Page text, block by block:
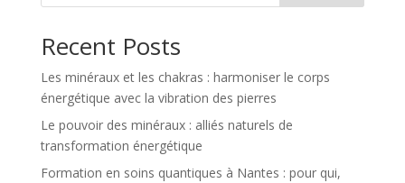
Recent Posts
Les minéraux et les chakras : harmoniser le corps
énergétique avec la vibration des pierres
Le pouvoir des minéraux : alliés naturels de
transformation énergétique
Formation en soins quantiques à Nantes : pour qui,